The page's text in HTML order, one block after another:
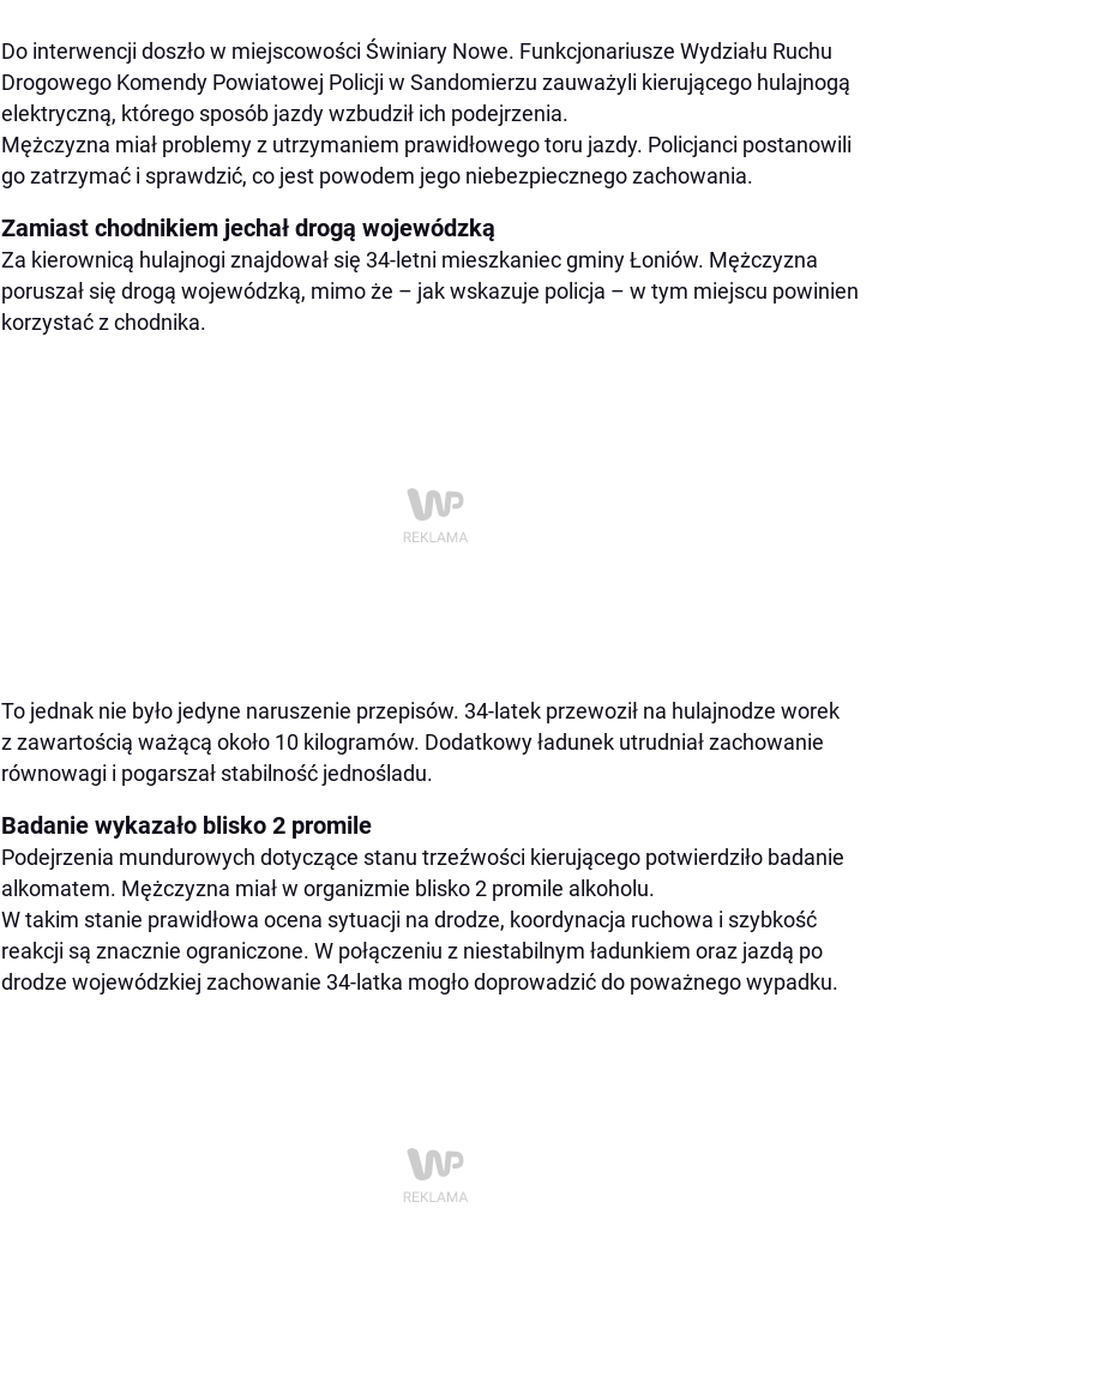
Do interwencji doszło w miejscowości Świniary Nowe. Funkcjonariusze Wydziału Ruchu
Drogowego Komendy Powiatowej Policji w Sandomierzu zauważyli kierującego hulajnogą
elektryczną, którego sposób jazdy wzbudził ich podejrzenia.
Mężczyzna miał problemy z utrzymaniem prawidłowego toru jazdy. Policjanci postanowili
go zatrzymać i sprawdzić, co jest powodem jego niebezpiecznego zachowania.
Zamiast chodnikiem jechał drogą wojewódzką
Za kierownicą hulajnogi znajdował się 34-letni mieszkaniec gminy Łoniów. Mężczyzna
poruszał się drogą wojewódzką, mimo że – jak wskazuje policja – w tym miejscu powinien
korzystać z chodnika.
To jednak nie było jedyne naruszenie przepisów. 34-latek przewoził na hulajnodze worek
z zawartością ważącą około 10 kilogramów. Dodatkowy ładunek utrudniał zachowanie
równowagi i pogarszał stabilność jednośladu.
Badanie wykazało blisko 2 promile
Podejrzenia mundurowych dotyczące stanu trzeźwości kierującego potwierdziło badanie
alkomatem. Mężczyzna miał w organizmie blisko 2 promile alkoholu.
W takim stanie prawidłowa ocena sytuacji na drodze, koordynacja ruchowa i szybkość
reakcji są znacznie ograniczone. W połączeniu z niestabilnym ładunkiem oraz jazdą po
drodze wojewódzkiej zachowanie 34-latka mogło doprowadzić do poważnego wypadku.